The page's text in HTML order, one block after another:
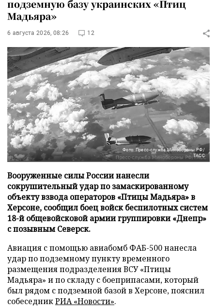
подземную базу украинских «Птиц
Мадьяра»
6 августа 2026, 08:26 12
Фото: Пресс-служба Минобороны РФ/
ТАСС
Вооруженные силы России нанесли
сокрушительный удар по замаскированному
объекту взвода операторов «Птицы Мадьяра» в
Херсоне, сообщил боец войск беспилотных систем
18-й общевойсковой армии группировки «Днепр»
с позывным Северск.
Авиация с помощью авиабомб ФАБ-500 нанесла
удар по подземному пункту временного
размещения подразделения ВСУ «Птицы
Мадьяра» и по складу с боеприпасами, который
был рядом с подземной базой в Херсоне, пояснил
собеседникРИА «Новости».